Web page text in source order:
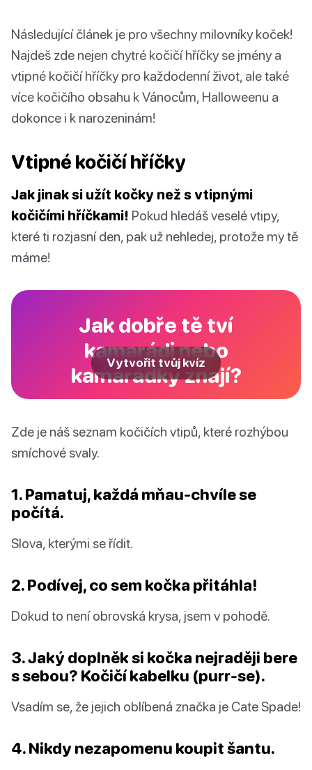
Následující článek je pro všechny milovníky koček!
Najdeš zde nejen chytré kočičí hříčky se jmény a
vtipné kočičí hříčky pro každodenní život, ale také
více kočičího obsahu k Vánocům, Halloweenu a
dokonce i k narozeninám!
Vtipné kočičí hříčky
Jak jinak si užít kočky než s vtipnými
kočičími hříčkami! Pokud hledáš veselé vtipy,
které ti rozjasní den, pak už nehledej, protože my tě
máme!
Jak dobře tě tví
kamarádi nebo
kamarádky znají?
Vytvořit tvůj kvíz
Zde je náš seznam kočičích vtipů, které rozhýbou
smíchové svaly.
1. Pamatuj, každá mňau-chvíle se
počítá.
Slova, kterými se řídit.
2. Podívej, co sem kočka přitáhla!
Dokud to není obrovská krysa, jsem v pohodě.
3. Jaký doplněk si kočka nejraději bere
s sebou? Kočičí kabelku (purr-se).
Vsadím se, že jejich oblíbená značka je Cate Spade!
4. Nikdy nezapomenu koupit šantu.